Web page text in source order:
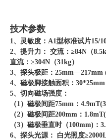
技术参数
1、灵敏度：A1型标准试片15/
2、提升力： 交流：≥84N（
直流：≥304N（31kg）
3、探头极距：25mm—217mm
4、磁极脚接触面积：30*25mm
5、切向磁场强度：
（1）磁极间距75mm：
（2）磁极间距200mm：
（3）磁极垂直时（100mm)：
6、探头光源： 白光照度